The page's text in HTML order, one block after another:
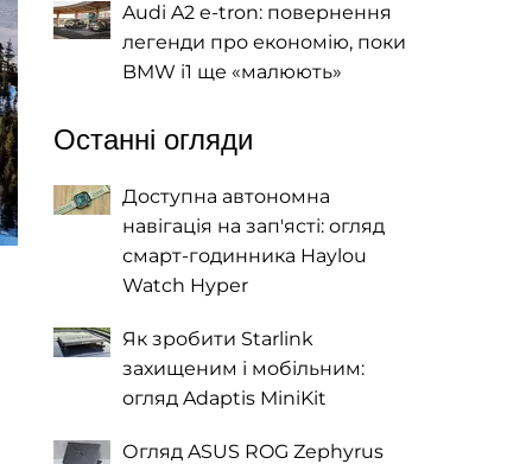
Audi A2 e-tron: повернення
легенди про економію, поки
BMW i1 ще «малюють»
Останні огляди
Доступна автономна
навігація на зап'ясті: огляд
смарт-годинника Haylou
Watch Hyper
Як зробити Starlink
захищеним і мобільним:
огляд Adaptis MiniKit
Огляд ASUS ROG Zephyrus